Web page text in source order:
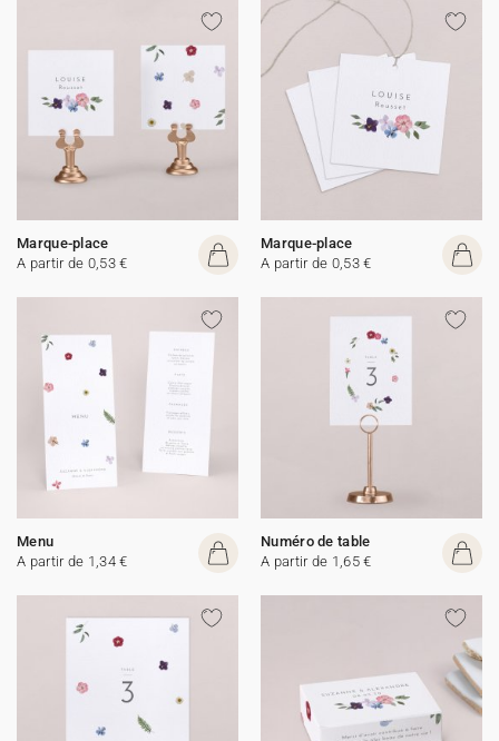
Marque-place
A partir de 0,53 €
Marque-place
A partir de 0,53 €
Menu
A partir de 1,34 €
Numéro de table
A partir de 1,65 €